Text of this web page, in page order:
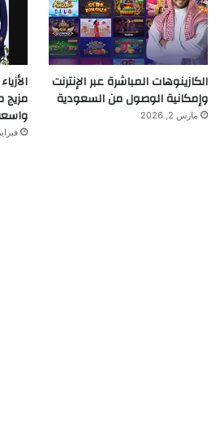
الكازينوهات المباشرة عبر الإنترنت
وإمكانية الوصول من السعودية
مارس 2, 2026
مزيج
فبراير 27, 2026